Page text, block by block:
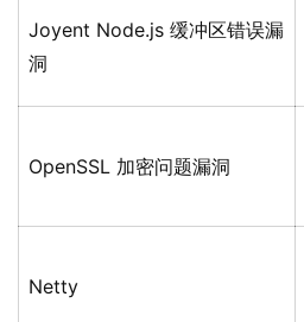
Joyent Node.js 缓冲区错误漏
洞
OpenSSL 加密问题漏洞
Netty